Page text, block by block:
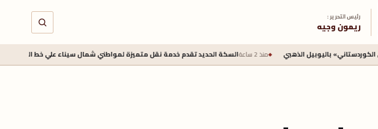
رئيس التحرير :
ريمون وجيه
باليوبيل الذهبي منذ 2 ساعة السكة الحديد تقدم خدمة نقل متميزة لمواطني شمال سيناء علي خط القنطرة شرق / بئر